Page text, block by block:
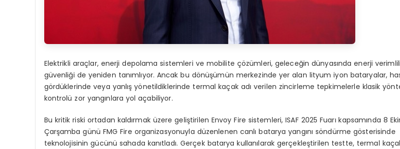
Elektrikli araçlar, enerji depolama sistemleri ve mobilite çözümleri, geleceğin dünyasında enerji
güvenliği de yeniden tanımlıyor. Ancak bu dönüşümün merkezinde yer alan lityum iyon bataryalar,
gördüklerinde veya yanlış yönetildiklerinde termal kaçak adı verilen zincirleme tepkimelerle klasik
kontrolü zor yangınlara yol açabiliyor.
Bu kritik riski ortadan kaldırmak üzere geliştirilen Envoy Fire sistemleri, ISAF 2025 Fuarı kapsamında 8
Çarşamba günü FMG Fire organizasyonuyla düzenlenen canlı batarya yangını söndürme gösterisinde
teknolojisinin gücünü sahada kanıtladı. Gerçek batarya kullanılarak gerçekleştirilen testte, termal